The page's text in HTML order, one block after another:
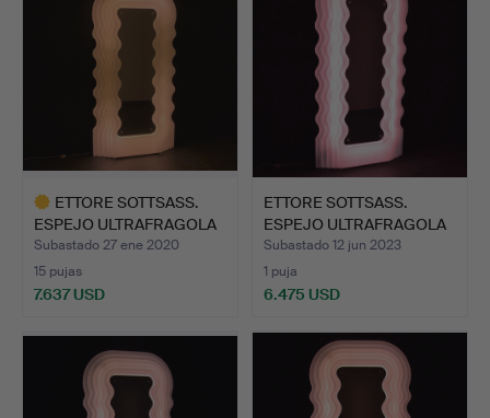
ETTORE SOTTSASS.
ESPEJO ULTRAFRAGOLA
POLTR…
Subastado 27 ene 2020
15 pujas
7.637 USD
seleccionado
ETTORE SOTTSASS.
ESPEJO ULTRAFRAGOLA
POLTR…
Subastado 12 jun 2023
1 puja
6.475 USD